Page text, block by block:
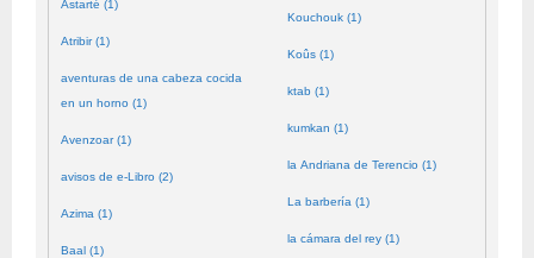
Astarté (1)
Atribir (1)
aventuras de una cabeza cocida
en un horno (1)
Avenzoar (1)
avisos de e-Libro (2)
Azima (1)
Baal (1)
Kouchouk (1)
Koûs (1)
ktab (1)
kumkan (1)
la Andriana de Terencio (1)
La barbería (1)
la cámara del rey (1)